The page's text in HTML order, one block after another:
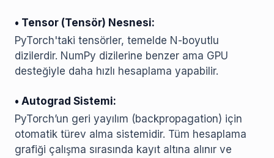
• Tensor (Tensör) Nesnesi:
PyTorch'taki tensörler, temelde N-boyutlu
dizilerdir. NumPy dizilerine benzer ama GPU
desteğiyle daha hızlı hesaplama yapabilir.
• Autograd Sistemi:
PyTorch’un geri yayılım (backpropagation) için
otomatik türev alma sistemidir. Tüm hesaplama
grafiği çalışma sırasında kayıt altına alınır ve